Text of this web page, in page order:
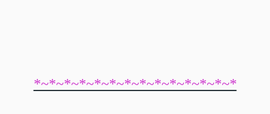
*~*~*~*~*~*~*~*~*~*~*~*~*~*